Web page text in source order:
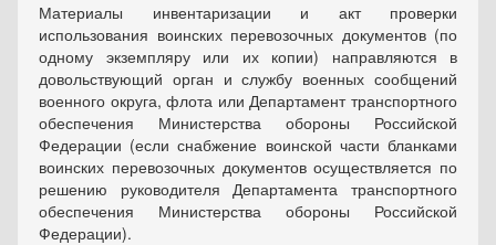
Материалы инвентаризации и акт проверки
использования воинских перевозочных документов (по
одному экземпляру или их копии) направляются в
довольствующий орган и службу военных сообщений
военного округа, флота или Департамент транспортного
обеспечения Министерства обороны Российской
Федерации (если снабжение воинской части бланками
воинских перевозочных документов осуществляется по
решению руководителя Департамента транспортного
обеспечения Министерства обороны Российской
Федерации).